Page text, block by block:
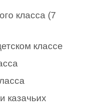
класса (7
классе
казачьих